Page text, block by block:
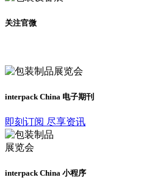
关注官微
interpack China 电子期刊
即刻订阅 尽享资讯
interpack China 小程序